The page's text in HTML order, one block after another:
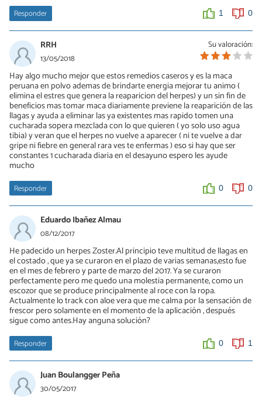
Responder 1 0
Su valoración:
RRH
13/05/2018
Hay algo mucho mejor que estos remedios caseros y es la maca
peruana en polvo ademas de brindarte energia mejorar tu animo (
elimina el estres que genera la reaparicion del herpes) y un sin fin de
beneficios mas tomar maca diariamente previene la reaparición de las
llagas y ayuda a eliminar las ya existentes mas rapido tomen una
cucharada sopera mezclada con lo que quieren ( yo solo uso agua
tibia) y veran que el herpes no vuelve a aparecer ( ni te vuelve a dar
gripe ni fiebre en general rara ves te enfermas ) eso si hay que ser
constantes 1 cucharada diaria en el desayuno espero les ayude
mucho
Responder 0 0
Eduardo Ibañez Almau
08/12/2017
He padecido un herpes Zoster.Al principio teve multitud de llagas en
el costado , que ya se curaron en el plazo de varias semanas,esto fue
en el mes de febrero y parte de marzo del 2017. Ya se curaron
perfectamente pero me quedo una molestia permanente, como un
escozor que se produce principalmente al roce con la ropa.
Actualmente lo track con aloe vera que me calma por la sensación de
frescor pero solamente en el momento de la aplicación , después
sigue como antes.Hay anguna solución?
Responder 0 1
Juan Boulangger Peña
30/05/2017